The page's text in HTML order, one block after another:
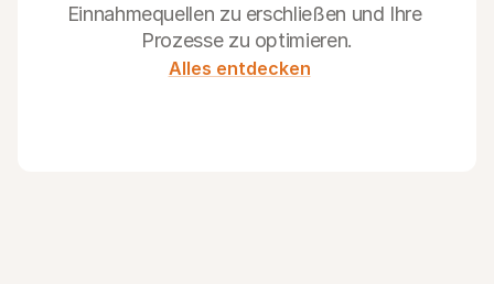
Einnahmequellen zu erschließen und Ihre
Prozesse zu optimieren.
Alles entdecken